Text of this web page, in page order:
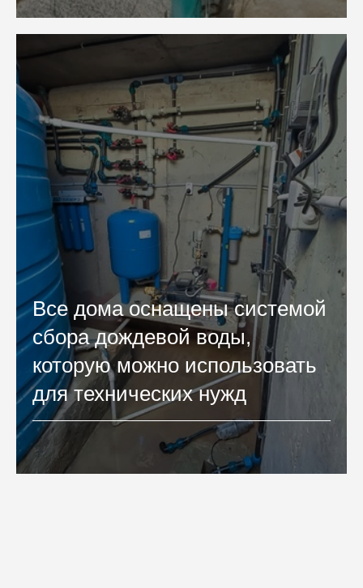
Все дома оснащены системой
сбора дождевой воды,
которую можно использовать
для технических нужд